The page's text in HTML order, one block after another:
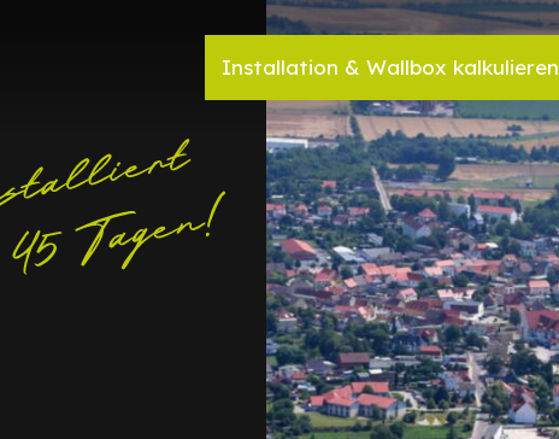
Installation & Wallbox kalkulieren